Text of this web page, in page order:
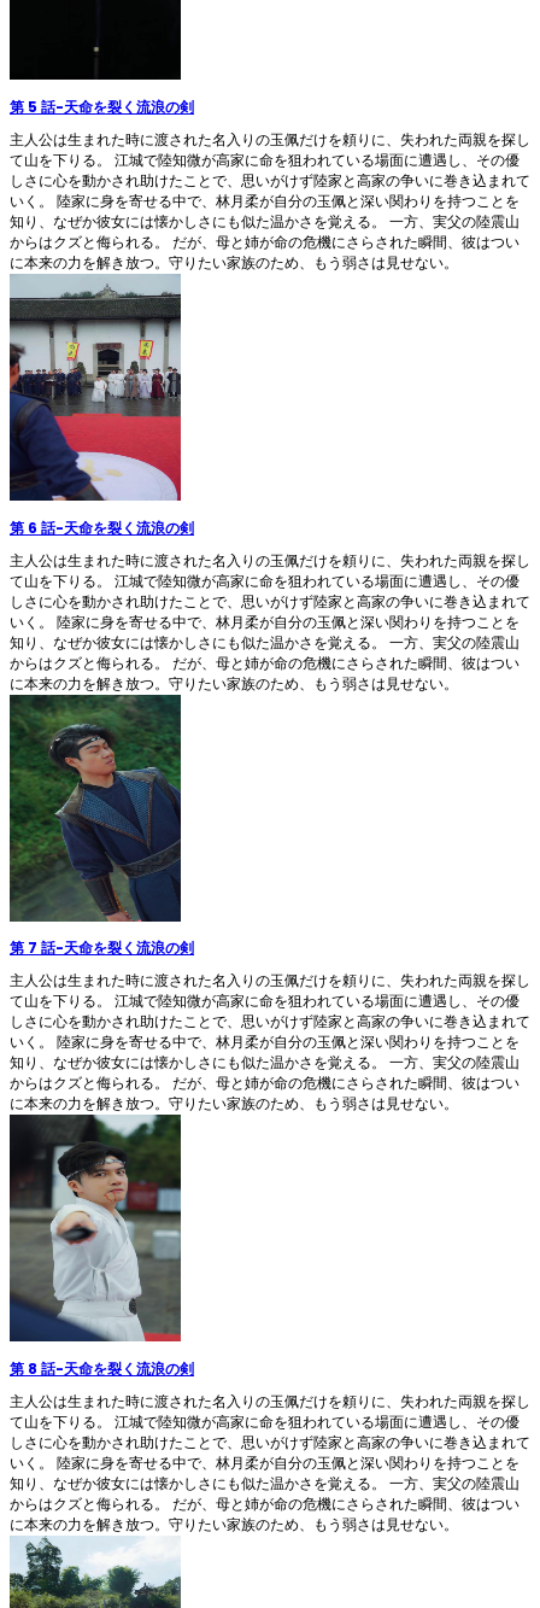
第 5 話-天命を裂く流浪の剣
主人公は生まれた時に渡された名入りの玉佩だけを頼りに、失われた両親を探し
て山を下りる。 江城で陸知微が高家に命を狙われている場面に遭遇し、その優
しさに心を動かされ助けたことで、思いがけず陸家と高家の争いに巻き込まれて
いく。 陸家に身を寄せる中で、林月柔が自分の玉佩と深い関わりを持つことを
知り、なぜか彼女には懐かしさにも似た温かさを覚える。 一方、実父の陸震山
からはクズと侮られる。 だが、母と姉が命の危機にさらされた瞬間、彼はつい
に本来の力を解き放つ。守りたい家族のため、もう弱さは見せない。
第 6 話-天命を裂く流浪の剣
主人公は生まれた時に渡された名入りの玉佩だけを頼りに、失われた両親を探し
て山を下りる。 江城で陸知微が高家に命を狙われている場面に遭遇し、その優
しさに心を動かされ助けたことで、思いがけず陸家と高家の争いに巻き込まれて
いく。 陸家に身を寄せる中で、林月柔が自分の玉佩と深い関わりを持つことを
知り、なぜか彼女には懐かしさにも似た温かさを覚える。 一方、実父の陸震山
からはクズと侮られる。 だが、母と姉が命の危機にさらされた瞬間、彼はつい
に本来の力を解き放つ。守りたい家族のため、もう弱さは見せない。
第 7 話-天命を裂く流浪の剣
主人公は生まれた時に渡された名入りの玉佩だけを頼りに、失われた両親を探し
て山を下りる。 江城で陸知微が高家に命を狙われている場面に遭遇し、その優
しさに心を動かされ助けたことで、思いがけず陸家と高家の争いに巻き込まれて
いく。 陸家に身を寄せる中で、林月柔が自分の玉佩と深い関わりを持つことを
知り、なぜか彼女には懐かしさにも似た温かさを覚える。 一方、実父の陸震山
からはクズと侮られる。 だが、母と姉が命の危機にさらされた瞬間、彼はつい
に本来の力を解き放つ。守りたい家族のため、もう弱さは見せない。
第 8 話-天命を裂く流浪の剣
主人公は生まれた時に渡された名入りの玉佩だけを頼りに、失われた両親を探し
て山を下りる。 江城で陸知微が高家に命を狙われている場面に遭遇し、その優
しさに心を動かされ助けたことで、思いがけず陸家と高家の争いに巻き込まれて
いく。 陸家に身を寄せる中で、林月柔が自分の玉佩と深い関わりを持つことを
知り、なぜか彼女には懐かしさにも似た温かさを覚える。 一方、実父の陸震山
からはクズと侮られる。 だが、母と姉が命の危機にさらされた瞬間、彼はつい
に本来の力を解き放つ。守りたい家族のため、もう弱さは見せない。